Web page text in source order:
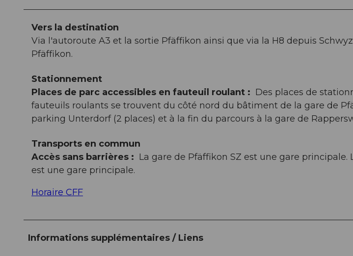
Vers la destination
Via l'autoroute A3 et la sortie Pfäffikon ainsi que via la H8 depuis
Pfäffikon.
Stationnement
Places de parc accessibles en fauteuil roulant : Des places de
fauteuils roulants se trouvent du côté nord du bâtiment de la gare de
parking Unterdorf (2 places) et à la fin du parcours à la gare de
Transports en commun
Accès sans barrières : La gare de Pfäffikon SZ est une gare principale.
est une gare principale.
Horaire CFF
Informations supplémentaires / Liens